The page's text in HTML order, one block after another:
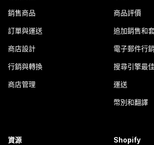
銷售商品
訂單與運送
商店設計
行銷與轉換
商店管理
商品評價
追加銷售和
電子郵件行銷
搜尋引擎最
運送
幣別和翻譯
資源 Shopify